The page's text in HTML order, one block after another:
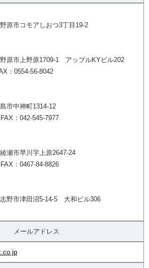
原市コモアしおつ3丁目19-2
原市上野原1709-1 アップルKYビル202
：0554-56-8042
市中神町1314-12
：042-545-7977
瀬市早川字上原2647-24
：0467-84-8826
野市津田沼5-14-5 大和ビル306
メールアドレス